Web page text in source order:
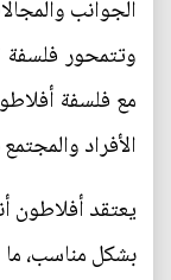
الجوانب
وتتمحور
مع فلسفة
الأفراد
يعتقد أفلاطون
بشكل مناسب، ما